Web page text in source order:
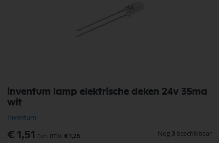
inventum lamp elektrische deken 24v 35ma
wit
Inventum
€ 1,51 € 1,25 Nog 3 beschikbaar
Ga
naar
het
van
de
afbeeldingen-